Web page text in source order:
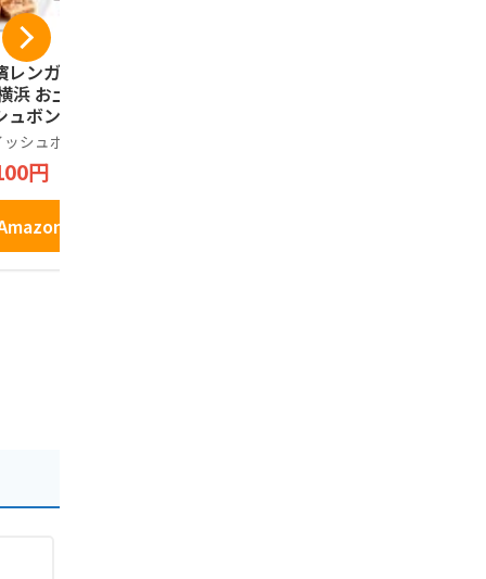
レンガ通り12個
浜 お土産 ウイ
ュボン お取り寄
フト 贈答用 お
焼菓子 お年賀
元 お歳暮 帰省
プレゼント お
シュボン
円
で見る